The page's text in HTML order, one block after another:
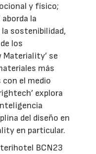
y físico;
la
la sostenibilidad,
los
Materiality’ se
más
el medio
explora
del diseño en
en particular.
BCN23